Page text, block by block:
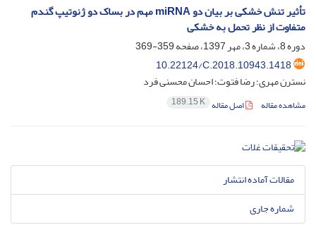
تأثیر تنش خشکی بر بیان دو miRNA مهم در بساک دو ژنوتیپ گندم
متفاوت از نظر تحمل به خشکی
دوره 8، شماره 3، مهر 1397، صفحه
359-369
10.22124/C.2018.10943.1418
نسترن مهری؛ رضا فتوت؛ احسان محسنی فرد
مشاهده مقاله اصل مقاله 189.15 K
مقالات آماده انتشار
شماره جاری